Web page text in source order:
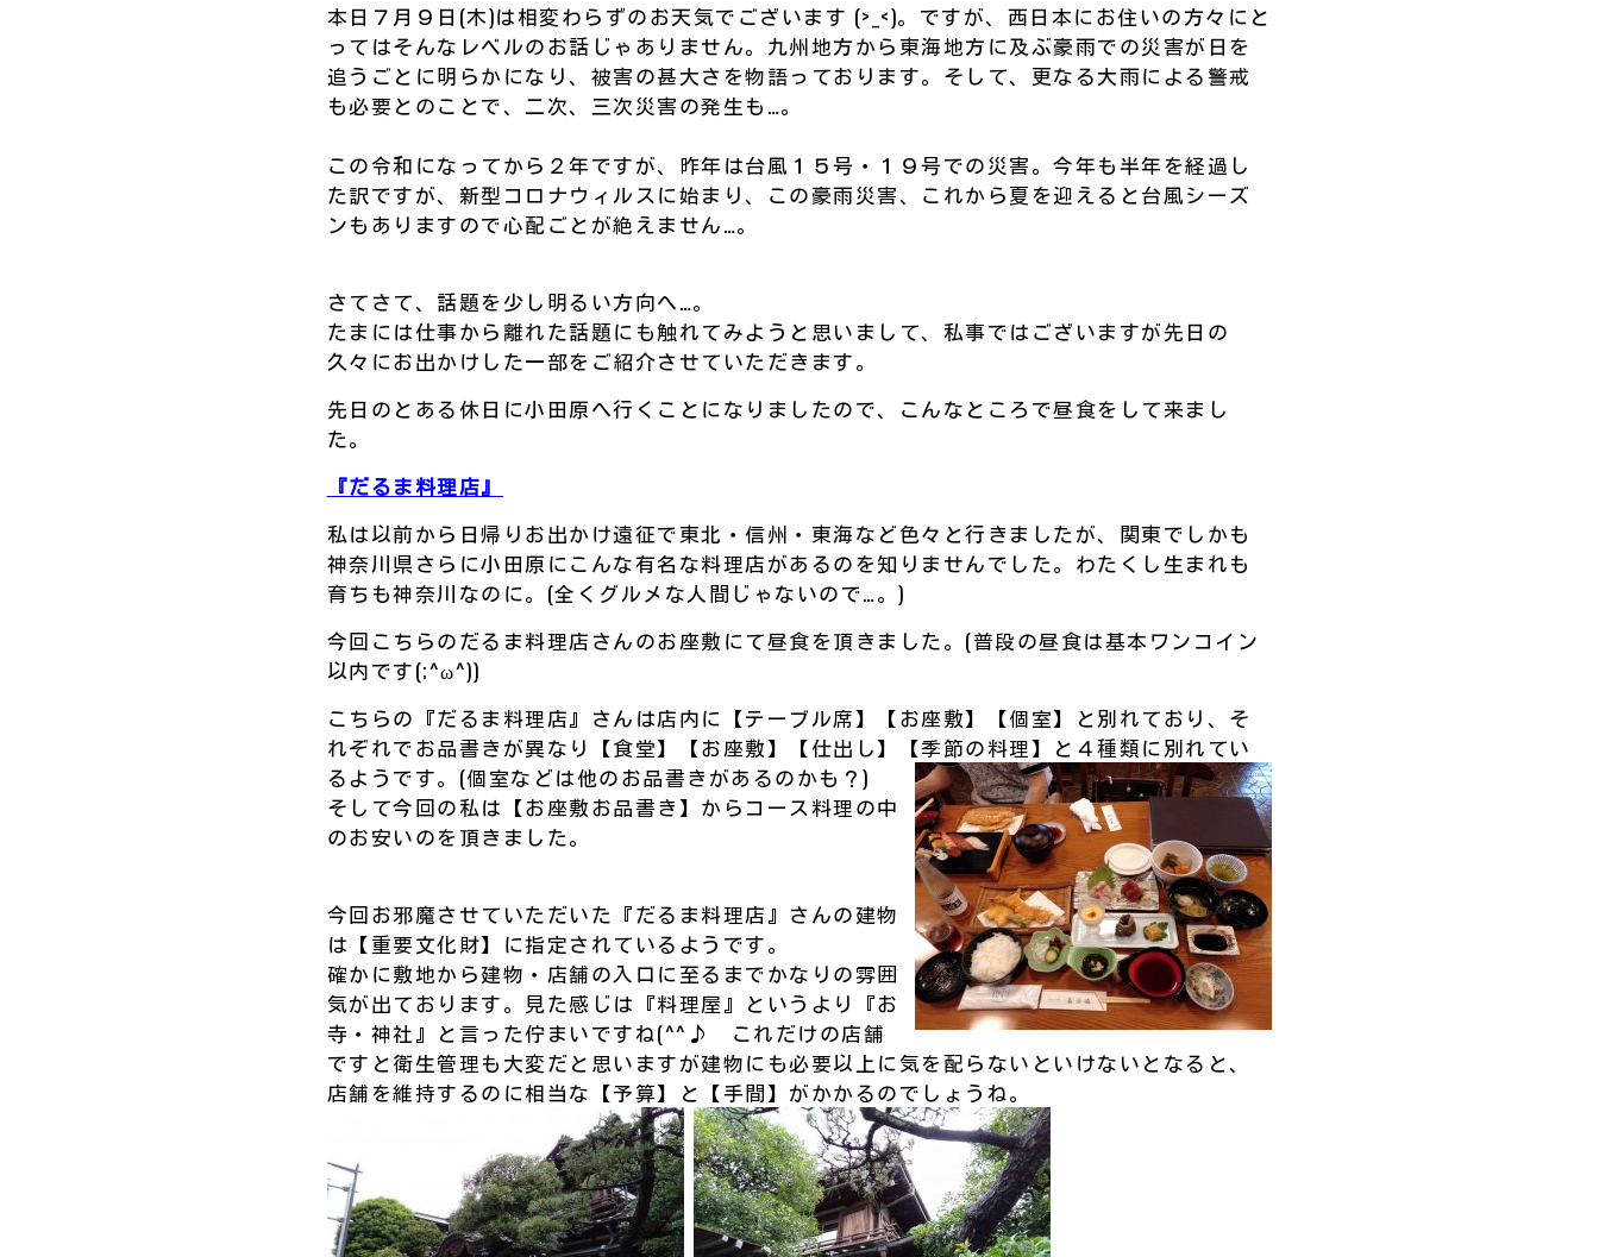
本日７月９日(木)は相変わらずのお天気でございます (>_<)。ですが、西日本にお住いの方々にと
ってはそんなレベルのお話じゃありません。九州地方から東海地方に及ぶ豪雨での災害が日を
追うごとに明らかになり、被害の甚大さを物語っております。そして、更なる大雨による警戒
も必要とのことで、二次、三次災害の発生も…。
この令和になってから２年ですが、昨年は台風１５号・１９号での災害。今年も半年を経過し
た訳ですが、新型コロナウィルスに始まり、この豪雨災害、これから夏を迎えると台風シーズ
ンもありますので心配ごとが絶えません…。
さてさて、話題を少し明るい方向へ…。
たまには仕事から離れた話題にも触れてみようと思いまして、私事ではございますが先日の
久々にお出かけした一部をご紹介させていただきます。
先日のとある休日に小田原へ行くことになりましたので、こんなところで昼食をして来まし
た。
『だるま料理店』
私は以前から日帰りお出かけ遠征で東北・信州・東海など色々と行きましたが、関東でしかも
神奈川県さらに小田原にこんな有名な料理店があるのを知りませんでした。わたくし生まれも
育ちも神奈川なのに。(全くグルメな人間じゃないので…。)
今回こちらのだるま料理店さんのお座敷にて昼食を頂きました。(普段の昼食は基本ワンコイン
以内です(;^ω^))
こちらの『だるま料理店』さんは店内に【テーブル席】【お座敷】【個室】と別れており、そ
れぞれでお品書きが異なり【食堂】【お座敷】【仕出し】【季節の料理】と４種類に別れてい
るようです。(個室などは他のお品書きがあるのかも？)
そして今回の私は【お座敷お品書き】からコース料理の中
のお安いのを頂きました。
今回お邪魔させていただいた『だるま料理店』さんの建物
は【重要文化財】に指定されているようです。
確かに敷地から建物・店舗の入口に至るまでかなりの雰囲
気が出ております。見た感じは『料理屋』というより『お
寺・神社』と言った佇まいですね(^^♪ これだけの店舗
ですと衛生管理も大変だと思いますが建物にも必要以上に気を配らないといけないとなると、
店舗を維持するのに相当な【予算】と【手間】がかかるのでしょうね。